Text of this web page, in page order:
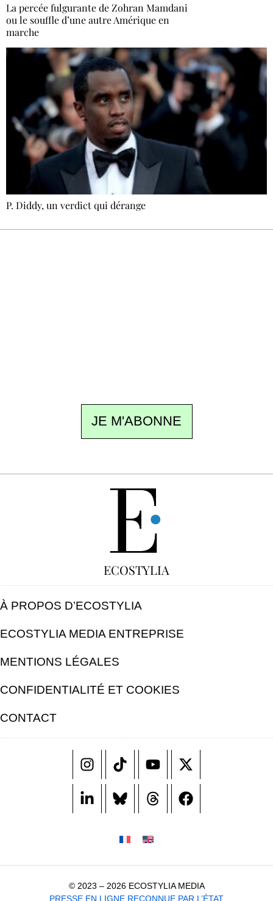
La percée fulgurante de Zohran Mamdani
ou le souffle d’une autre Amérique en
marche
P. Diddy, un verdict qui dérange
JE M'ABONNE
ECOSTYLIA
À PROPOS D’ECOSTYLIA
ECOSTYLIA MEDIA ENTREPRISE
MENTIONS LÉGALES
CONFIDENTIALITÉ ET COOKIES
CONTACT
© 2023 – 2026 ECOSTYLIA MEDIA
PRESSE EN LIGNE RECONNUE PAR L’ÉTAT